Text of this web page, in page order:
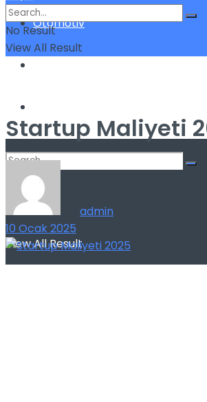
Otomotiv
No Result
View All Result
No Result
View All Result
Startup Maliyeti
admin
10 Ocak 2025